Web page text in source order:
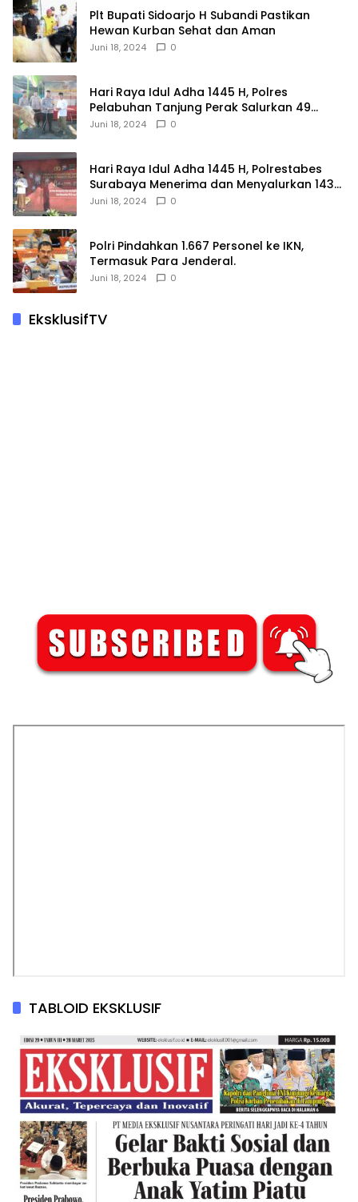
Plt Bupati Sidoarjo H Subandi Pastikan
Hewan Kurban Sehat dan Aman
Juni 18, 2024 0
Hari Raya Idul Adha 1445 H, Polres
Pelabuhan Tanjung Perak Salurkan 49
Hewan Korban.
Juni 18, 2024 0
Hari Raya Idul Adha 1445 H, Polrestabes
Surabaya Menerima dan Menyalurkan 143
Hewan Kurban
Juni 18, 2024 0
Polri Pindahkan 1.667 Personel ke IKN,
Termasuk Para Jenderal.
Juni 18, 2024 0
EksklusifTV
TABLOID EKSKLUSIF